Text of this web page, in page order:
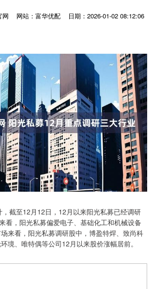
网 网站：富华优配
日期：2026-01-02 08:12:06
截至12月12日，12月以来阳光私募已经调研
看，阳光私募偏爱电子、基础化工和机械设备
来看，阳光私募调研股中，博盈特焊、致尚科
境、唯特偶等公司12月以来股价涨幅居前。